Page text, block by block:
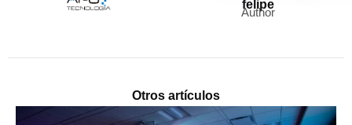
felipe
Author
Otros artículos